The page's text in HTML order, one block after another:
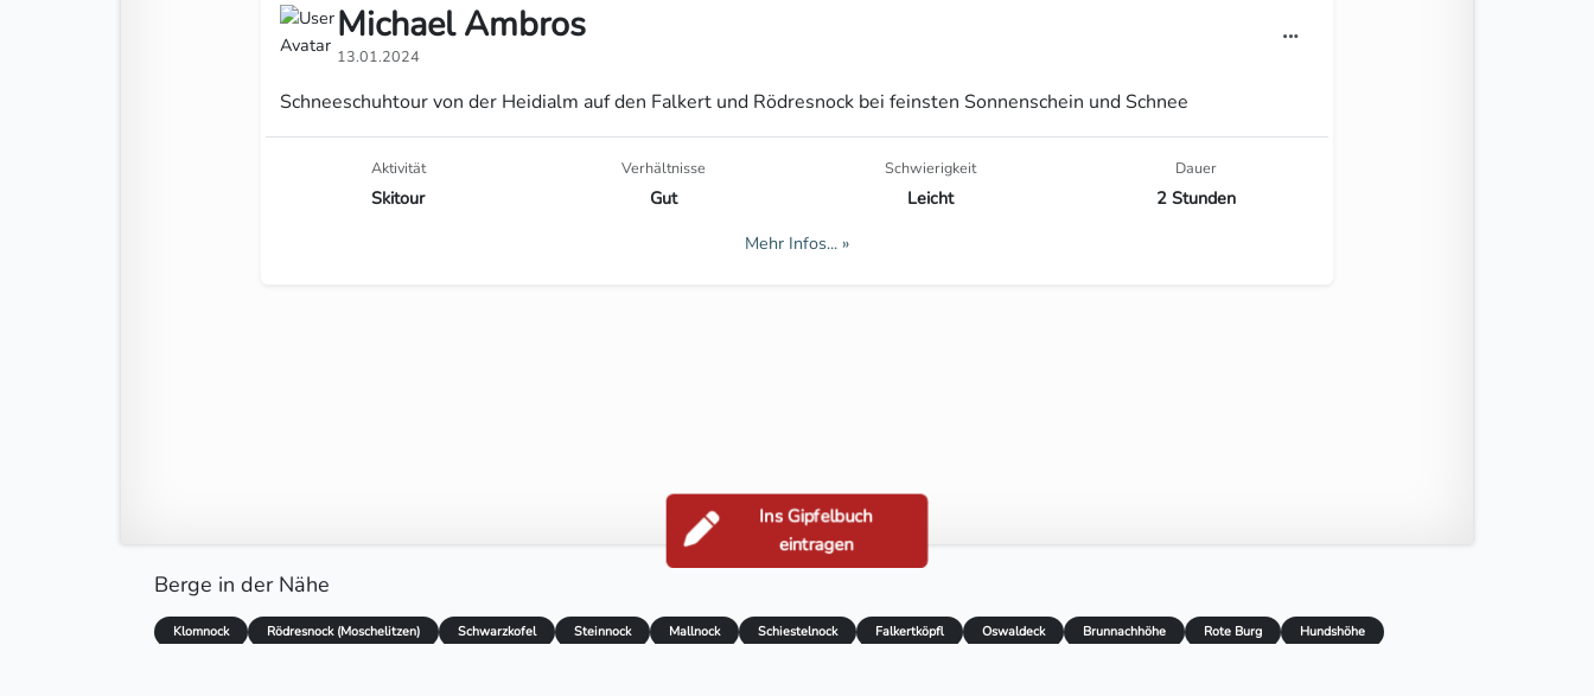
Michael Ambros
13.01.2024
Schneeschuhtour von der Heidialm auf den Falkert und Rödresnock bei feinsten Sonnenschein und Schnee
Aktivität
Skitour
Verhältnisse
Gut
Schwierigkeit
Leicht
Dauer
2 Stunden
Mehr Infos... »
Ins Gipfelbuch
eintragen
Berge in der Nähe
Klomnock Rödresnock (Moschelitzen) Schwarzkofel Steinnock Mallnock Schiestelnock Falkertköpfl Oswaldeck Brunnachhöhe Rote Burg
Hundshöhe